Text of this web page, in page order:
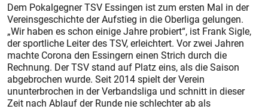
Dem Pokalgegner TSV Essingen ist zum ersten Mal in der
Vereinsgeschichte der Aufstieg in die Oberliga gelungen.
„Wir haben es schon einige Jahre probiert“, ist Frank Sigle,
der sportliche Leiter des TSV, erleichtert. Vor zwei Jahren
machte Corona den Essingern einen Strich durch die
Rechnung. Der TSV stand auf Platz eins, als die Saison
abgebrochen wurde. Seit 2014 spielt der Verein
ununterbrochen in der Verbandsliga und schnitt in dieser
Zeit nach Ablauf der Runde nie schlechter ab als